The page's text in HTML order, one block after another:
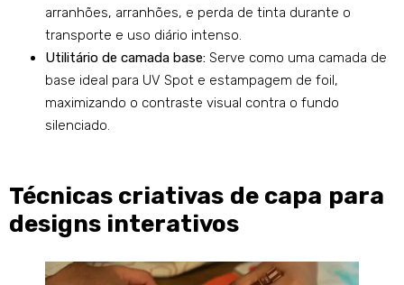
arranhões, arranhões, e perda de tinta durante o
transporte e uso diário intenso.
Utilitário de camada base: Serve como uma camada de
base ideal para UV Spot e estampagem de foil,
maximizando o contraste visual contra o fundo
silenciado.
Técnicas criativas de capa para
designs interativos